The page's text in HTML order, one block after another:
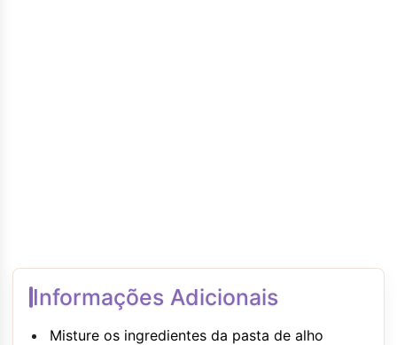
Informações Adicionais
Misture os ingredientes da pasta de alho